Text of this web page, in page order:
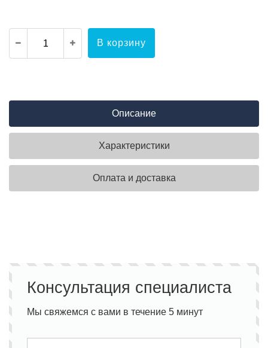
В корзину
Описание
Характеристики
Оплата и доставка
Консультация специалиста
Мы свяжемся с вами в течение 5 минут